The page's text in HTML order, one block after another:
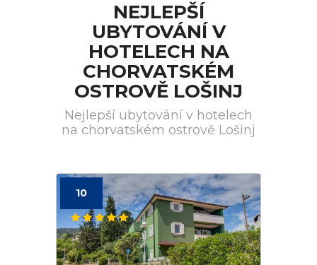
NEJLEPŠÍ
UBYTOVÁNÍ V
HOTELECH NA
CHORVATSKÉM
OSTROVĚ LOŠINJ
Nejlepší ubytování v hotelech
na chorvatském ostrově Lošinj
10